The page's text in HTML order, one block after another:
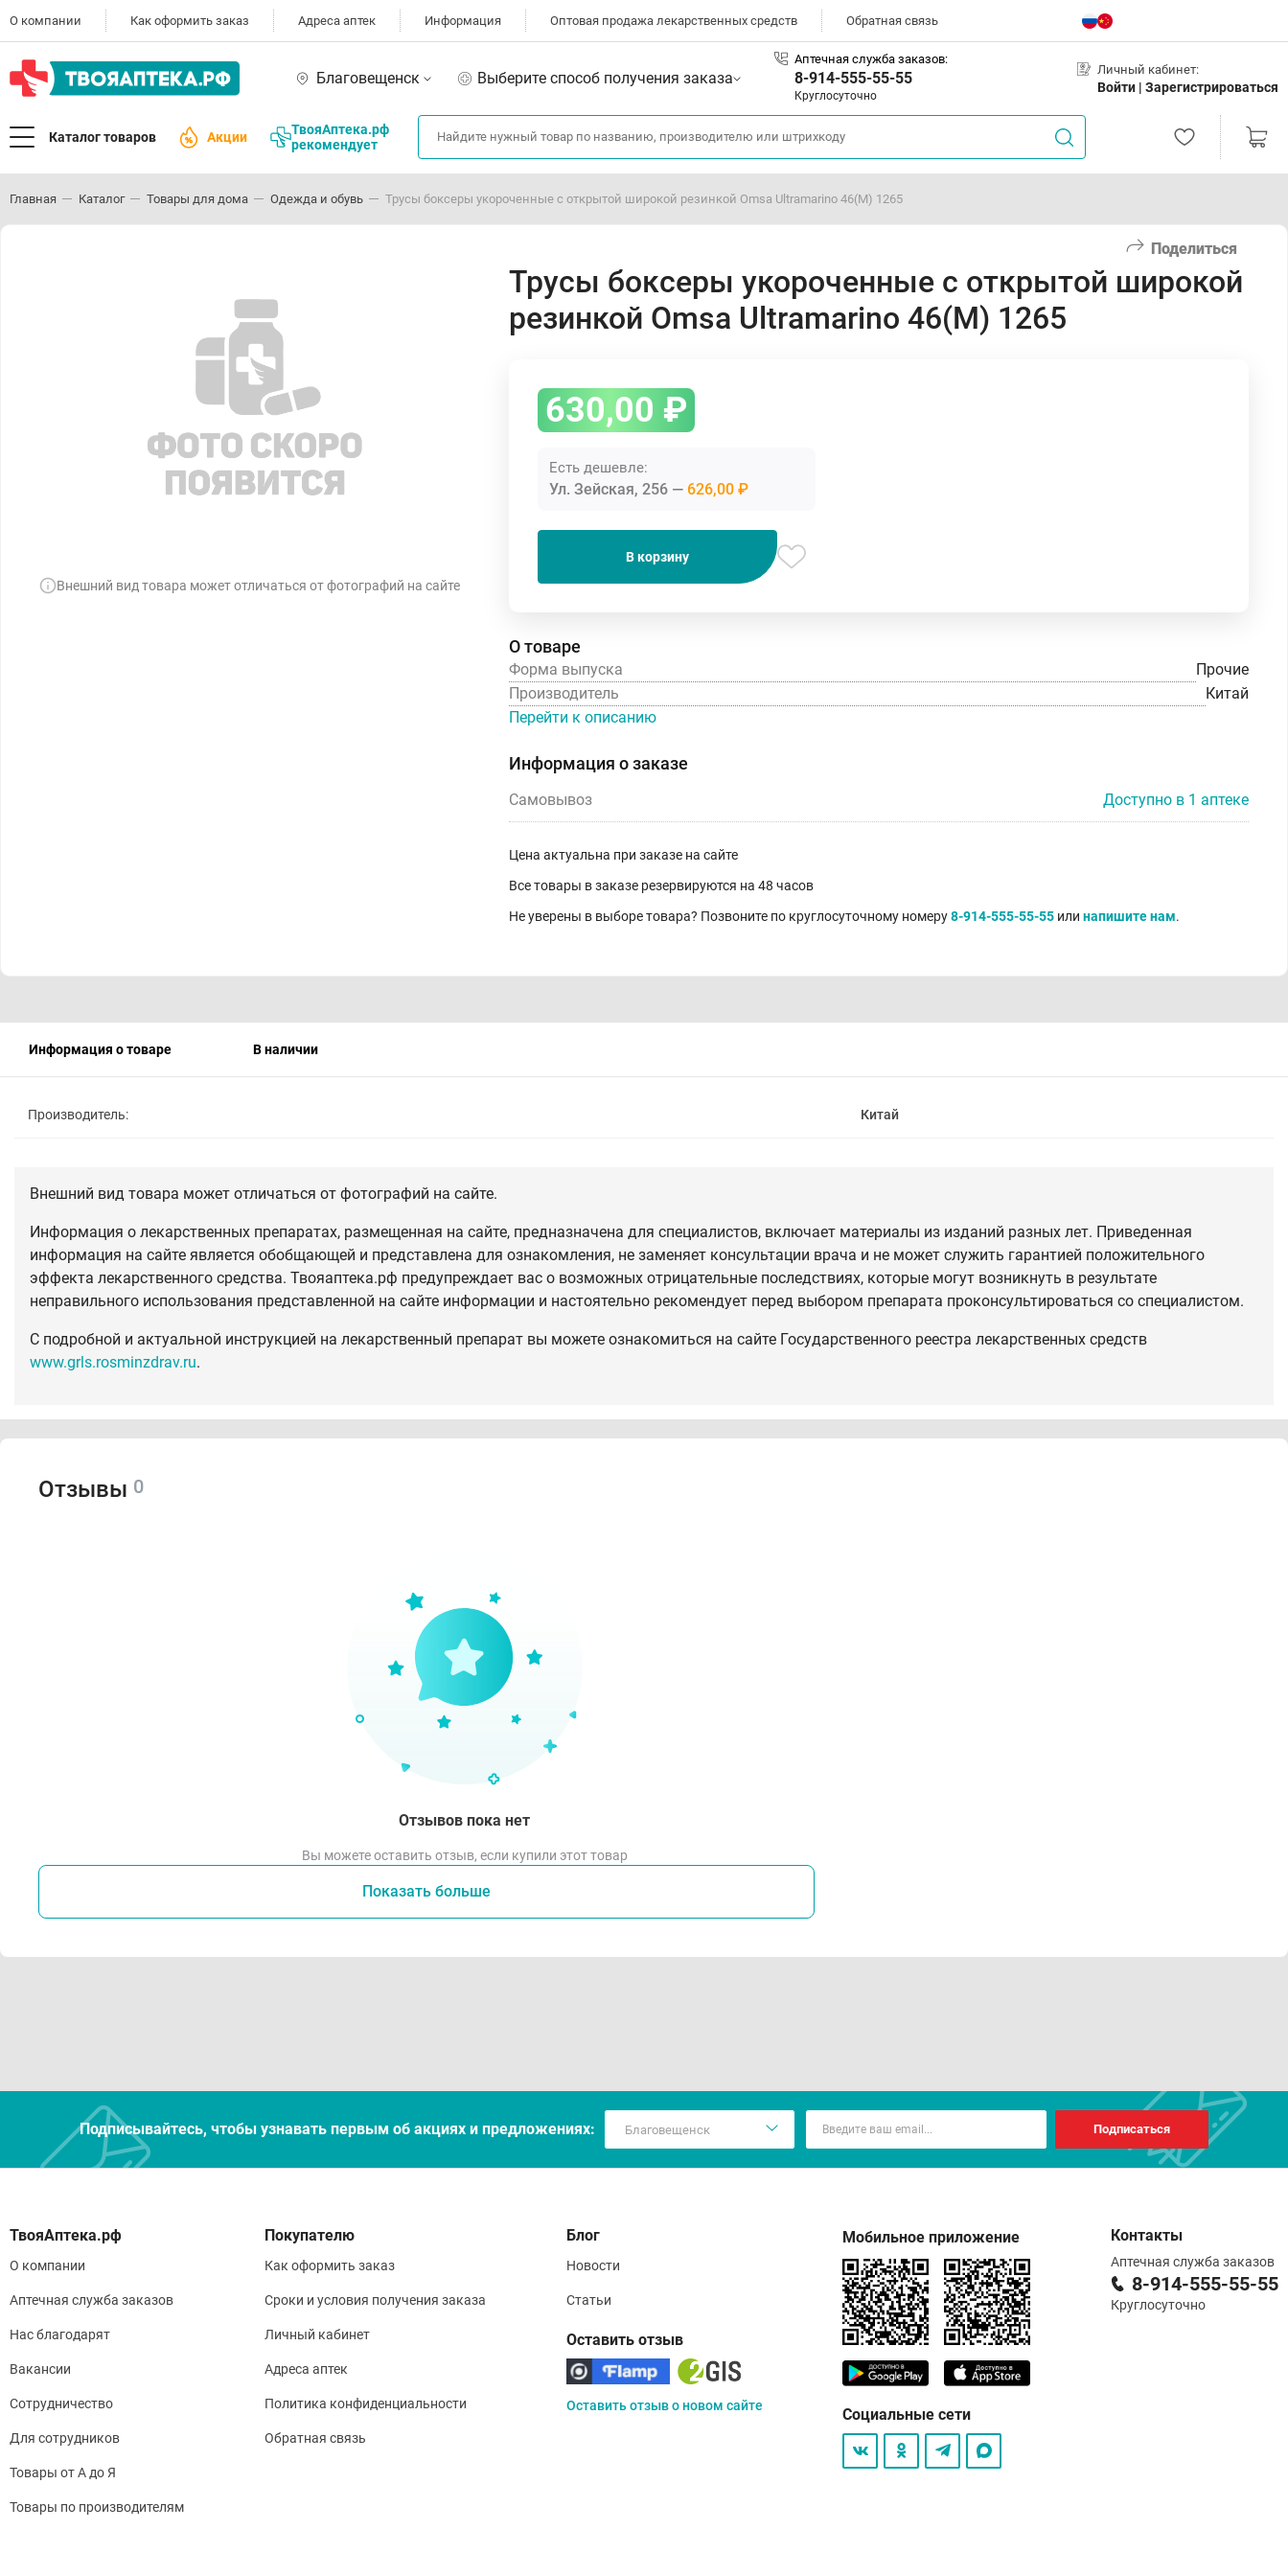
О компании Как оформить заказ Адреса аптек Информация Оптовая продажа лекарственных средств Обратная связь
Благовещенск Выберите способ получения заказа
Аптечная служба заказов:
8-914-555-55-55
Круглосуточно
Личный кабинет:
Войти | Зарегистрироваться
Каталог товаров Акции
ТвояАптека.рф
рекомендует
Главная Каталог Товары для дома Одежда и обувь Трусы боксеры укороченные с открытой широкой резинкой Omsa Ultramarino 46(М) 1265
Поделиться
Внешний вид товара может отличаться от фотографий на сайте
Трусы боксеры укороченные с открытой широкой
резинкой Omsa Ultramarino 46(М) 1265
630,00 ₽
Есть дешевле:
Ул. Зейская, 256 626,00 ₽
В корзину
О товаре
Форма выпуска
Прочие
Производитель
Китай
Перейти к описанию
Информация о заказе
Самовывоз Доступно в 1 аптеке
Цена актуальна при заказе на сайте
Все товары в заказе резервируются на 48 часов
Не уверены в выборе товара? Позвоните по круглосуточному номеру8-914-555-55-55 или напишите нам.
Информация о товаре В наличии
Производитель: Китай
Внешний вид товара может отличаться от фотографий на сайте.
Информация о лекарственных препаратах, размещенная на сайте, предназначена для специалистов, включает материалы из изданий разных лет. Приведенная
информация на сайте является обобщающей и представлена для ознакомления, не заменяет консультации врача и не может служить гарантией положительного
эффекта лекарственного средства. Твояаптека.рф предупреждает вас о возможных отрицательные последствиях, которые могут возникнуть в результате
неправильного использования представленной на сайте информации и настоятельно рекомендует перед выбором препарата проконсультироваться со специалистом.
С подробной и актуальной инструкцией на лекарственный препарат вы можете ознакомиться на сайте Государственного реестра лекарственных средств
www.grls.rosminzdrav.ru.
Отзывы 0
Отзывов пока нет
Вы можете оставить отзыв, если купили этот товар
Показать больше
Подписывайтесь, чтобы узнавать первым об акцияx и предложениях: Подписаться
О компании
Аптечная служба заказов
Нас благодарят
Вакансии
Сотрудничество
Для сотрудников
Товары от А до Я
Товары по производителям
Покупателю
Как оформить заказ
Сроки и условия получения заказа
Личный кабинет
Адреса аптек
Политика конфиденциальности
Обратная связь
Блог
Новости
Статьи
Оставить отзыв
Оставить отзыв о новом сайте
Мобильное приложение
Социальные сети
Контакты
Аптечная служба заказов
8-914-555-55-55
Круглосуточно